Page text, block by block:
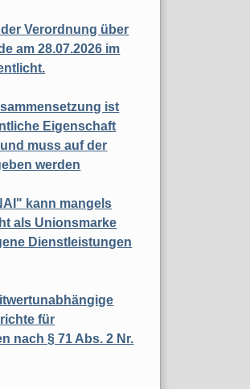
Verordnung über
am 28.07.2026 im
ist
Eigenschaft
muss auf der
werden
kann mangels
als Unionsmarke
Dienstleistungen
für
nach § 71 Abs. 2 Nr.